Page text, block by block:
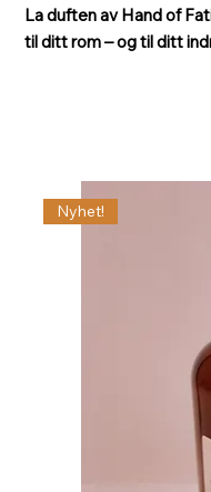
La duften av Hand of
til ditt rom – og til ditt
Nyhet!